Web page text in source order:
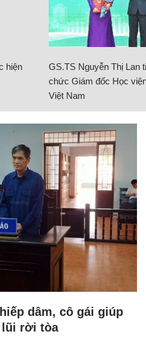
hiện
GS.TS Nguyễn Thị Lan
chức Giám đốc Học
Việt Nam
dâm, cô gái giúp
lũi rời tòa